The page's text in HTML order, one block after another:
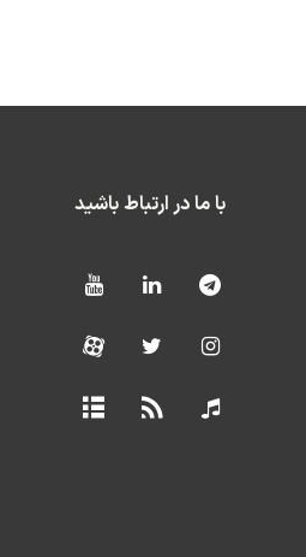
با ما در ارتباط باشید